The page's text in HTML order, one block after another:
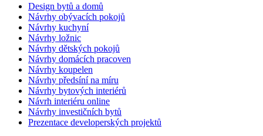
Design bytů a domů
Návrhy obývacích pokojů
Návrhy kuchyní
Návrhy ložnic
Návrhy dětských pokojů
Návrhy domácích pracoven
Návrhy koupelen
Návrhy předsíní na míru
Návrhy bytových interiérů
Návrh interiéru online
Návrhy investičních bytů
Prezentace developerských projektů